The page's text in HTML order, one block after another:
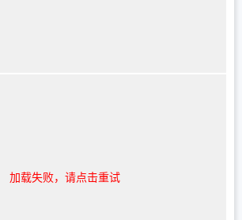
加载失败，请点击重试